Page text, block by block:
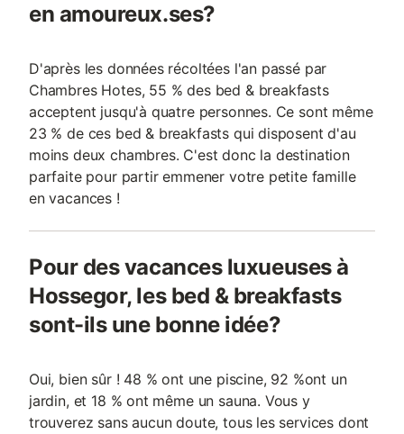
en amoureux.ses?
D'après les données récoltées l'an passé par
Chambres Hotes, 55 % des bed & breakfasts
acceptent jusqu'à quatre personnes. Ce sont même
23 % de ces bed & breakfasts qui disposent d'au
moins deux chambres. C'est donc la destination
parfaite pour partir emmener votre petite famille
en vacances !
Pour des vacances luxueuses à
Hossegor, les bed & breakfasts
sont-ils une bonne idée?
Oui, bien sûr ! 48 % ont une piscine, 92 %ont un
jardin, et 18 % ont même un sauna. Vous y
trouverez sans aucun doute, tous les services dont